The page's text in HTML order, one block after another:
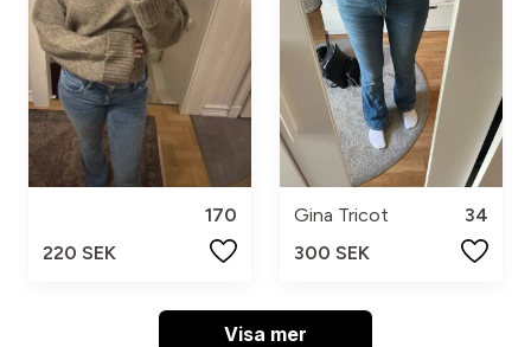
170
220 SEK
Gina Tricot
34
300 SEK
Visa mer